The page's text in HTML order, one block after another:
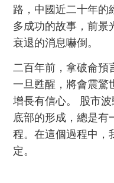
路，中國近二十年的
多成功的故事，前景
衰退的消息嚇倒。
二百年前，拿破侖預
一旦甦醒，將會震驚
增長有信心。 股市
底部的形成，總是有
程。在這個過程中，
定。